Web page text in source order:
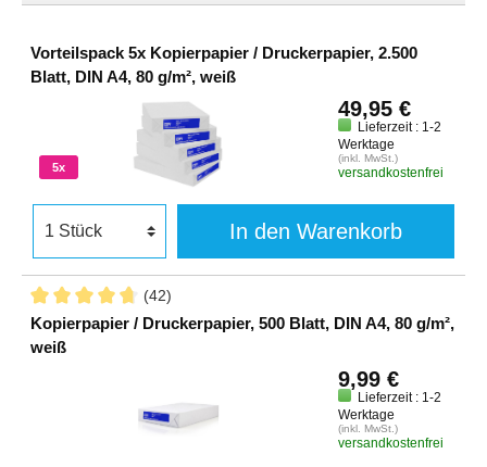
Vorteilspack 5x Kopierpapier / Druckerpapier, 2.500
Blatt, DIN A4, 80 g/m², weiß
5x
49,95 €
Lieferzeit : 1-2
Werktage
(inkl. MwSt.)
versandkostenfrei
In den Warenkorb
(42)
Kopierpapier / Druckerpapier, 500 Blatt, DIN A4, 80 g/m²,
weiß
9,99 €
Lieferzeit : 1-2
Werktage
(inkl. MwSt.)
versandkostenfrei